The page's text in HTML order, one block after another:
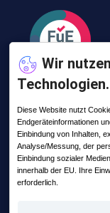
Wir
Technologien.
Diese Website nutzt
Endgeräteinformationen
Einbindung von Inhalten,
Analyse/Messung, der
Einbindung sozialer
innerhalb der EU. Ihre
erforderlich.
Letzte Posts
Mit